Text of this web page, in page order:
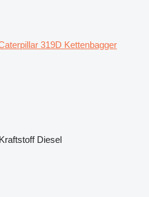
319D Kettenbagger
Kraftstoff Diesel